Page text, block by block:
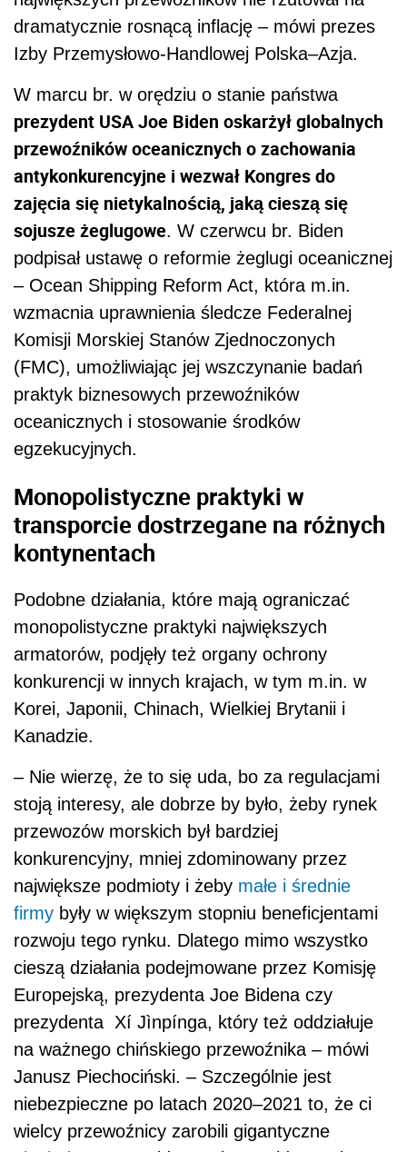
– Ocean Shipping Reform Act, która m.in.
wzmacnia uprawnienia śledcze Federalnej
Komisji Morskiej Stanów Zjednoczonych
(FMC), umożliwiając jej wszczynanie badań
praktyk biznesowych przewoźników
oceanicznych i stosowanie środków
egzekucyjnych.
Monopolistyczne praktyki w
transporcie dostrzegane na różnych
kontynentach
Podobne działania, które mają ograniczać
monopolistyczne praktyki największych
armatorów, podjęły też organy ochrony
konkurencji w innych krajach, w tym m.in. w
Korei, Japonii, Chinach, Wielkiej Brytanii i
– Nie wierzę, że to się uda, bo za regulacjami
stoją interesy, ale dobrze by było, żeby rynek
konkurencyjny, mniej zdominowany przez
największe podmioty i żebymałe i średnie
firmybyły w większym stopniu beneficjentami
rozwoju tego rynku. Dlatego mimo wszystko
cieszą działania podejmowane przez Komisję
Europejską, prezydenta Joe Bidena czy
prezydenta Xí Jìnpínga, który też oddziałuje
na ważnego chińskiego przewoźnika – mówi
Janusz Piechociński. – Szczególnie jest
niebezpieczne po latach 2020–2021 to, że ci
wielcy przewoźnicy zarobili gigantyczne
pieniądze
, 10,5 mld rocznie, 7 mld rocznie.
Dzisiaj np. Maersk czy MSC nie tylko
zamawiają nowe kontenerowce i budują
potencjał, ale zaczynają też kupować firmy
spedycyjno-logistyczne, żeby przejąć
największą część rynku.
O uregulowanie rynku i ukrócenie
monopolistycznych praktyk apelują przede
wszystkim spedytorzy, nadawcy ładunków i